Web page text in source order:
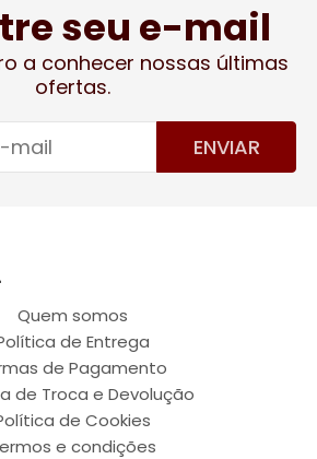
seu e-mail
a conhecer nossas últimas
ofertas.
ENVIAR
Quem somos
de Entrega
de Pagamento
de Troca e Devolução
de Cookies
e condições